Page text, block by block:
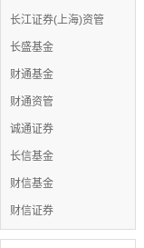
长江证券(上海)资管
长盛基金
财通基金
财通资管
诚通证券
长信基金
财信基金
财信证券